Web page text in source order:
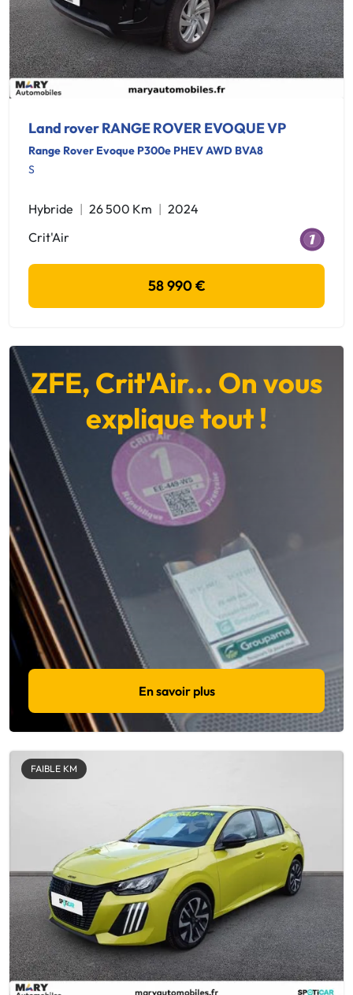
Land rover RANGE ROVER EVOQUE VP
Range Rover Evoque P300e PHEV AWD BVA8
S
Hybride 26 500 Km
2024
Crit'Air
58 990 €
ZFE, Crit'Air... On vous
explique tout !
En savoir plus
FAIBLE KM